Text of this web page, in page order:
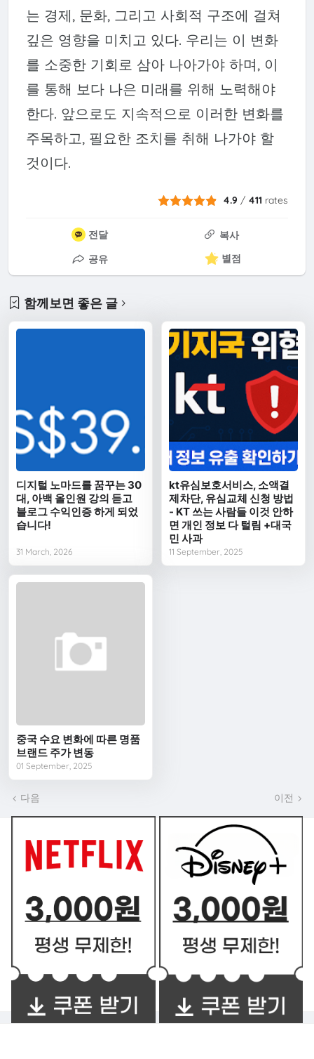
는 경제, 문화, 그리고 사회적 구조에 걸쳐
깊은 영향을 미치고 있다. 우리는 이 변화
를 소중한 기회로 삼아 나아가야 하며, 이
를 통해 보다 나은 미래를 위해 노력해야
한다. 앞으로도 지속적으로 이러한 변화를
주목하고, 필요한 조치를 취해 나가야 할
것이다.
4.9 / 411 rates
전달
복사
공유
별점
함께보면 좋은 글
디지털 노마드를 꿈꾸는 30
대, 아백 올인원 강의 듣고
블로그 수익인증 하게 되었
습니다!
31 March, 2026
kt유심보호서비스, 소액결
제차단, 유심교체 신청 방법
- KT 쓰는 사람들 이것 안하
면 개인 정보 다 털림 +대국
민 사과
11 September, 2025
중국 수요 변화에 따른 명품
브랜드 주가 변동
01 September, 2025
다음 이전
쿠폰 BEST2